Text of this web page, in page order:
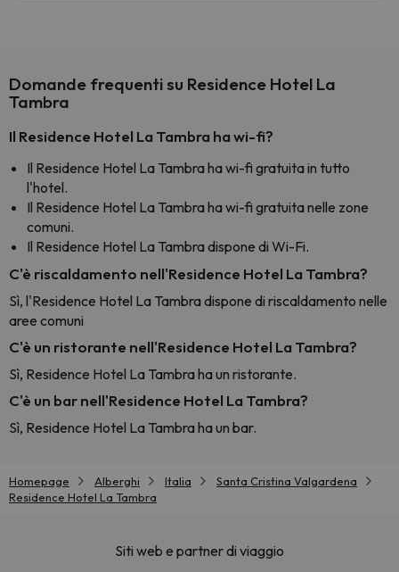
Domande frequenti su Residence Hotel La
Tambra
Il Residence Hotel La Tambra ha wi-fi?
Il Residence Hotel La Tambra ha wi-fi gratuita in tutto
l'hotel.
Il Residence Hotel La Tambra ha wi-fi gratuita nelle zone
comuni.
Il Residence Hotel La Tambra dispone di Wi-Fi.
C'è riscaldamento nell'Residence Hotel La Tambra?
Sì, l'Residence Hotel La Tambra dispone di riscaldamento nelle
aree comuni
C'è un ristorante nell'Residence Hotel La Tambra?
Sì, Residence Hotel La Tambra ha un ristorante.
C'è un bar nell'Residence Hotel La Tambra?
Sì, Residence Hotel La Tambra ha un bar.
Homepage Alberghi Italia
Santa Cristina Valgardena
Residence Hotel La Tambra
Siti web e partner di viaggio